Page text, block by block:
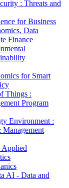
: Threats and
for Business
Data
Finance
for Smart
Things :
Program
Environment :
Management
AI - Data and